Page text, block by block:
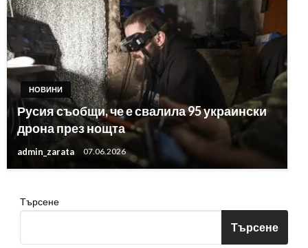
НОВИНИ
Русия съобщи, че е свалила 95 украински
дрона през нощта
admin_zarata 07.06.2026
Търсене
Търсене